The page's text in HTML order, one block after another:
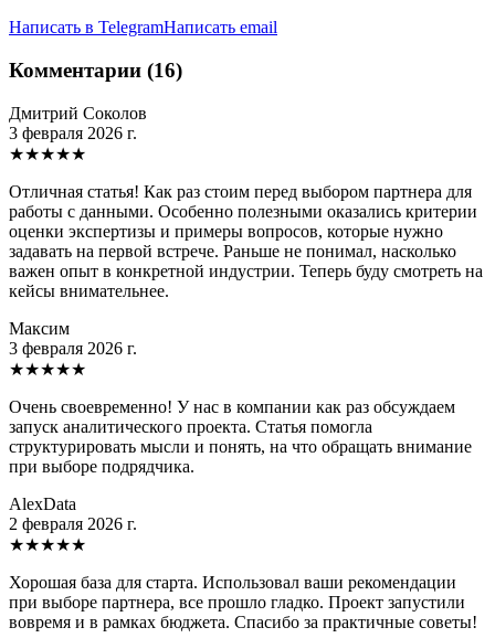
Написать в TelegramНаписать email
Комментарии (16)
Дмитрий Соколов
3 февраля 2026 г.
★★★★★
Отличная статья! Как раз стоим перед выбором партнера для
работы с данными. Особенно полезными оказались критерии
оценки экспертизы и примеры вопросов, которые нужно
задавать на первой встрече. Раньше не понимал, насколько
важен опыт в конкретной индустрии. Теперь буду смотреть на
кейсы внимательнее.
Максим
3 февраля 2026 г.
★★★★★
Очень своевременно! У нас в компании как раз обсуждаем
запуск аналитического проекта. Статья помогла
структурировать мысли и понять, на что обращать внимание
при выборе подрядчика.
AlexData
2 февраля 2026 г.
★★★★★
Хорошая база для старта. Использовал ваши рекомендации
при выборе партнера, все прошло гладко. Проект запустили
вовремя и в рамках бюджета. Спасибо за практичные советы!